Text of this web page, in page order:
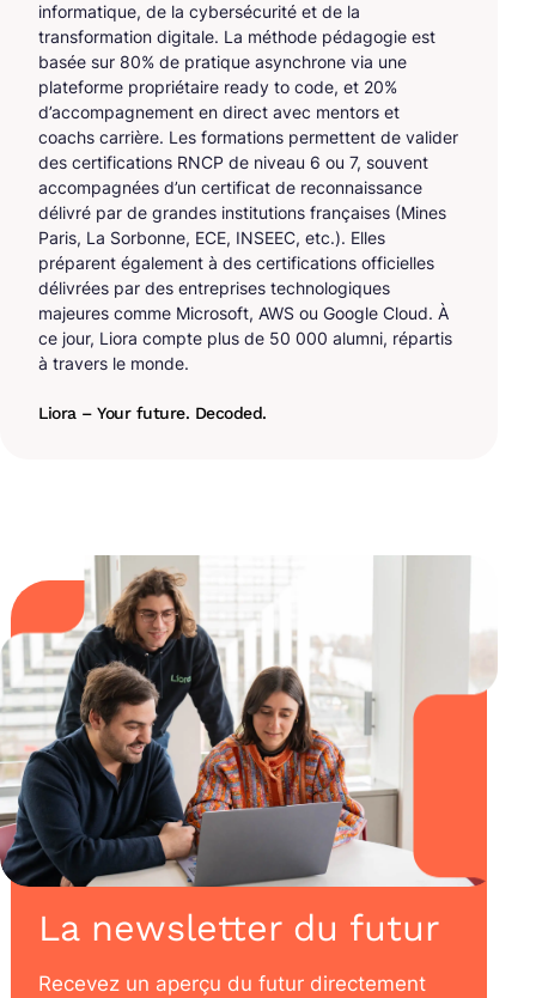
informatique, de la cybersécurité et de la
transformation digitale. La méthode pédagogie est
basée sur 80% de pratique asynchrone via une
plateforme propriétaire ready to code, et 20%
d’accompagnement en direct avec mentors et
coachs carrière. Les formations permettent de valider
des certifications RNCP de niveau 6 ou 7, souvent
accompagnées d’un certificat de reconnaissance
délivré par de grandes institutions françaises (Mines
Paris, La Sorbonne, ECE, INSEEC, etc.). Elles
préparent également à des certifications officielles
délivrées par des entreprises technologiques
majeures comme Microsoft, AWS ou Google Cloud. À
ce jour, Liora compte plus de 50 000 alumni, répartis
à travers le monde.
Liora – Your future. Decoded.
La newsletter du futur
Recevez un aperçu du futur directement